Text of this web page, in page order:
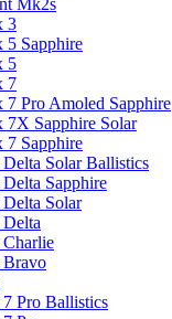
Mk2s
3
5 Sapphire
5
7
7 Pro Amoled Sapphire
7X Sapphire Solar
7 Sapphire
Solar Ballistics
Sapphire
Solar
Bravo
Pro Ballistics